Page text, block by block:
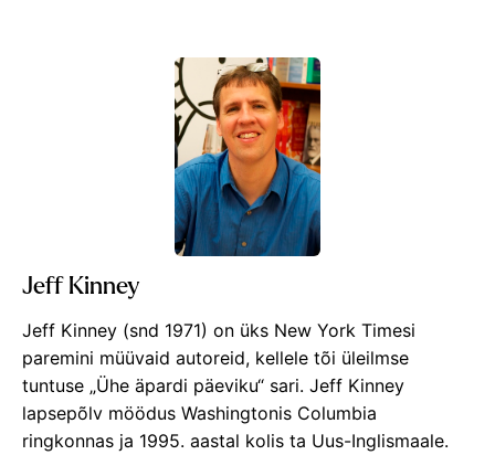
Jeff Kinney
Jeff Kinney (snd 1971) on üks New York Timesi
paremini müüvaid autoreid, kellele tõi üleilmse
tuntuse „Ühe äpardi päeviku“ sari. Jeff Kinney
lapsepõlv möödus Washingtonis Columbia
ringkonnas ja 1995. aastal kolis ta Uus-Inglismaale.